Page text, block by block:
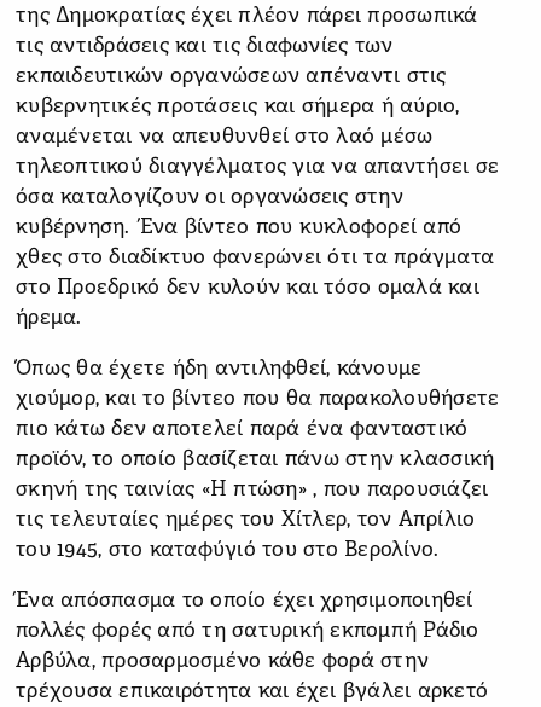
της Δημοκρατίας έχει πλέον πάρει προσωπικά
τις αντιδράσεις και τις διαφωνίες των
εκπαιδευτικών οργανώσεων απέναντι στις
κυβερνητικές προτάσεις και σήμερα ή αύριο,
αναμένεται να απευθυνθεί στο λαό μέσω
τηλεοπτικού διαγγέλματος για να απαντήσει σε
όσα καταλογίζουν οι οργανώσεις στην
κυβέρνηση. Ένα βίντεο που κυκλοφορεί από
χθες στο διαδίκτυο φανερώνει ότι τα πράγματα
στο Προεδρικό δεν κυλούν και τόσο ομαλά και
ήρεμα.
Όπως θα έχετε ήδη αντιληφθεί, κάνουμε
χιούμορ, και το βίντεο που θα παρακολουθήσετε
πιο κάτω δεν αποτελεί παρά ένα φανταστικό
προϊόν, το οποίο βασίζεται πάνω στην κλασσική
σκηνή της ταινίας «Η πτώση» , που παρουσιάζει
τις τελευταίες ημέρες του Χίτλερ, τον Απρίλιο
του 1945, στο καταφύγιό του στο Βερολίνο.
Ένα απόσπασμα το οποίο έχει χρησιμοποιηθεί
πολλές φορές από τη σατυρική εκπομπή Ράδιο
Αρβύλα, προσαρμοσμένο κάθε φορά στην
τρέχουσα επικαιρότητα και έχει βγάλει αρκετό